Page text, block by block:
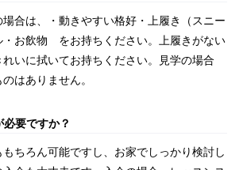
合は、 ・動きやすい格好 ・上履き（スニー
・お飲物 をお持ちください。
上履きがない
いに拭いてお持ちください。
見学の場合
はありません。
要ですか？
ちろん可能ですし、お家でしっかり検討し